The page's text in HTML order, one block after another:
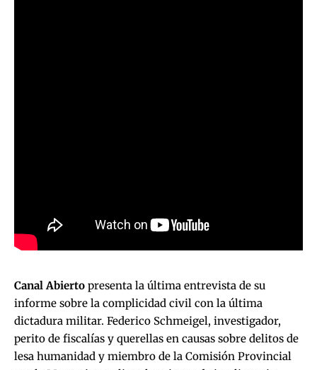
Canal Abierto presenta la última entrevista de su
informe sobre la complicidad civil con la última
dictadura militar. Federico Schmeigel, investigador,
perito de fiscalías y querellas en causas sobre delitos de
lesa humanidad y miembro de la Comisión Provincial